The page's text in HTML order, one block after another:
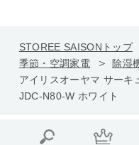
STOREE SAISONトップ
季節・空調家電
除湿
アイリスオーヤマ サーキ
JDC-N80-W ホワイト